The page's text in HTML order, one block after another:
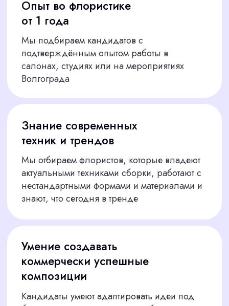
Если флорист не пройдет испытательный срок
(30 дней), мы найдем ему бесплатную замену
на платформах. Уточните стоимость на
консультации.
Дополнительно:
Подобрать сотрудника
ЧТО ГОВОРЯТ
НАШИ КЛИЕНТЫ
Мы гордимся тем, что помогаем вам находить лучших
сотрудников. Вот несколько отзывов от наших
клиентов